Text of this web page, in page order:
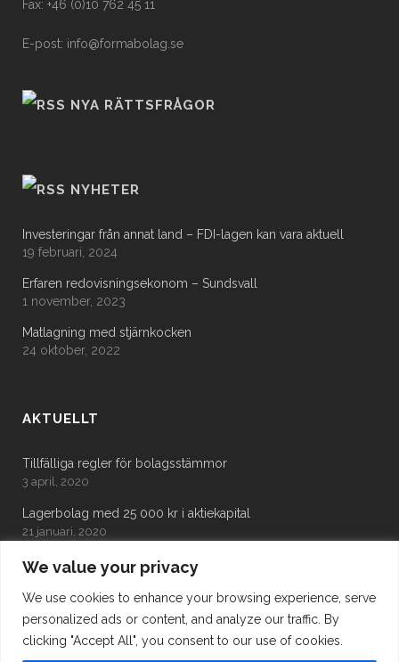
We value your privacy
We use cookies to enhance your browsing experience, serve
personalized ads or content, and analyze our traffic. By
clicking "Accept All", you consent to our use of cookies.
Fax: +46 (0)10 762 45 11
E-post: info@formabolag.se
NYA RÄTTSFRÅGOR
NYHETER
Investeringar från annat land – FDI-lagen kan vara aktuell
19 februari, 2024
Erfaren redovisningsekonom – Sundsvall
1 november, 2023
Matlagning med stjärnkocken
24 oktober, 2022
AKTUELLT
Tillfälliga regler för bolagsstämmor
3 april, 2020
Lagerbolag med 25 000 kr i aktiekapital
21 januari, 2020
Bolagsverket varnar